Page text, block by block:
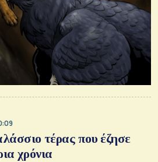
τέρας που έζησε
χρόνια